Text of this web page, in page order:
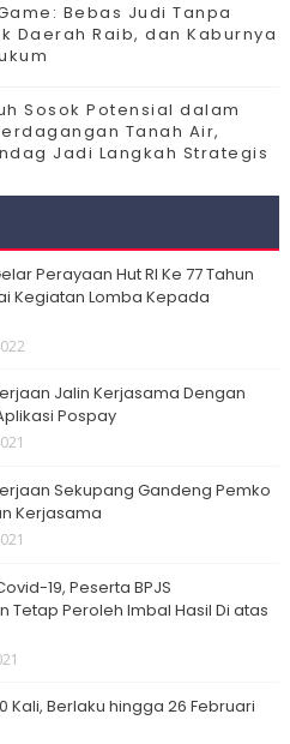
Bebas Judi Tanpa
Daerah Raib, dan Kaburnya
Sosok Potensial dalam
Tanah Air,
Jadi Langkah Strategis
Perayaan Hut RI Ke 77 Tahun
Kegiatan Lomba Kepada
Jalin Kerjasama Dengan
Pospay
Sekupang Gandeng Pemko
Kerjasama
19, Peserta BPJS
Tetap Peroleh Imbal Hasil Di atas
Kali, Berlaku hingga 26 Februari